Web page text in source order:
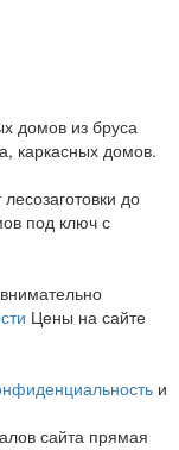
домов из бруса
каркасных домов.
до
под ключ с
Цены на сайте
и
сайта прямая